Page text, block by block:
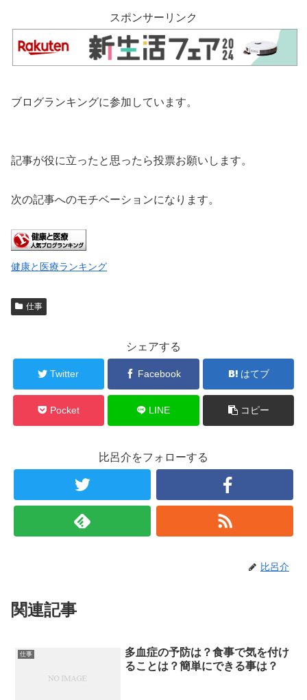
スポンサーリンク
ブログランキングに参加しています。
記事が役に立ったと思ったら投票お願いします。
次の記事へのモチベーションになります。
健康と医療ランキング
仕事
シェアする
Twitter Facebook はてブ
Pocket LINE コピー
比呂介をフォローする
比呂介
関連記事
仕事
多血症の予防は？食事で気を付け
ることは？簡単にできる事は？